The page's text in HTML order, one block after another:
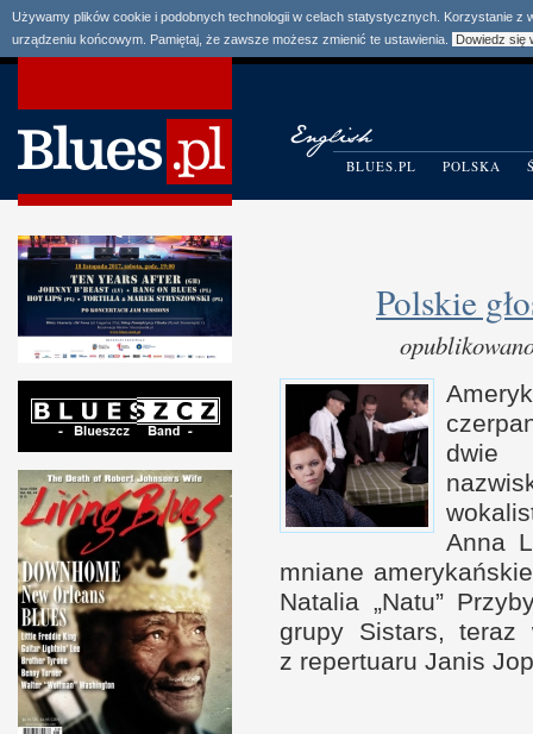
Używamy plików cookie i podobnych technologii w celach statystycznych. Korzystanie
urządzeniu końcowym. Pamiętaj, że zawsze możesz zmienić te ustawienia.
Dowiedz się
BLUES.PL POLSKA
Polskie
dwie
Anna
mniane
Natalia „Natu”
grupy Sistars, teraz
z reper­tuaru Janis